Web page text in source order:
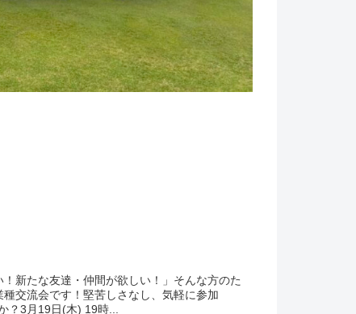
新たな友達・仲間が欲しい！」そんな方のた
交流会です！堅苦しさなし、気軽に参加
？3月19日(木) 19時...